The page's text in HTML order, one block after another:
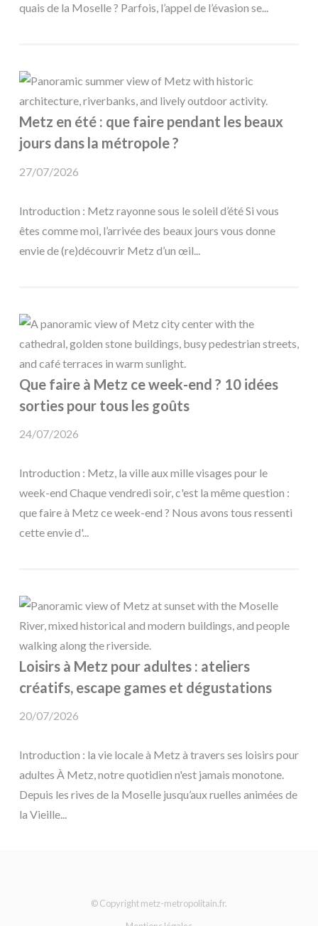
quais de la Moselle ? Parfois, l’appel de l’évasion se...
Metz en été : que faire pendant les beaux
jours dans la métropole ?
27/07/2026
Introduction : Metz rayonne sous le soleil d’été Si vous
êtes comme moi, l’arrivée des beaux jours vous donne
envie de (re)découvrir Metz d’un œil...
Que faire à Metz ce week-end ? 10 idées
sorties pour tous les goûts
24/07/2026
Introduction : Metz, la ville aux mille visages pour le
week-end Chaque vendredi soir, c'est la même question :
que faire à Metz ce week-end ? Nous avons tous ressenti
cette envie d'...
Loisirs à Metz pour adultes : ateliers
créatifs, escape games et dégustations
20/07/2026
Introduction : la vie locale à Metz à travers ses loisirs pour
adultes À Metz, notre quotidien n'est jamais monotone.
Depuis les rives de la Moselle jusqu’aux ruelles animées de
la Vieille...
© Copyright metz-metropolitain.fr.